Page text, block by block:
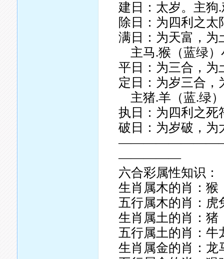
建日：太岁。主狗
除日：为四利之太
满日：为天富，为
主马.猴（蓝绿）
平日：为三合，为
定日：为岁三合，
主猪.羊（蓝.绿）
执日：为四利之死
破日：为岁破，为
—————
六合彩属性知识：
生肖属木的肖：猴
五行属木的肖：虎
生肖属土的肖：猪
五行属土的肖：牛
生肖属金的肖：龙